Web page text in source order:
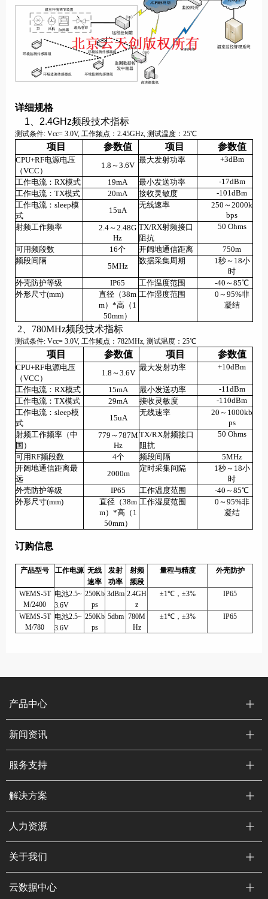
详细规格
1、2.4GHz频段技术指标
测试条件: Vcc= 3.0V, 工作频点：2.45GHz, 测试温度：25℃
项目 参数值 项目 参数值
CPU+RF电源电压
（VCC ）
1.8 ～3.6V
最大发射功率 +3dBm
工作电流： RX模式 19mA 最小发送功率
-17dBm
工作电流： TX模式 20mA 接收灵敏度
-101dBm
工作电流： sleep模
式
15uA
无线速率 250 ～2000k
bps
射频工作频率
2.4～2.48G
Hz
TX/RX射频接口
阻抗
50 Ohms
可用频段数 16个 开阔地通信距离
750m
频段间隔
5MHz
数据采集周期 1 秒～ 18小
时
外壳防护等级
IP65 工作温度范围 -40 ～85℃
外形尺寸(mm) 直径（38m
m） *高（ 1
50mm）
工作湿度范围 0 ～95%非
凝结
2、780MHz频段技术指标
测试条件: Vcc= 3.0V, 工作频点：782MHz, 测试温度：25℃
项目 参数值 项目 参数值
CPU+RF电源电压
（VCC ）
1.8 ～3.6V
最大发射功率 +10dBm
工作电流： RX模式 15mA 最小发送功率
-11dBm
工作电流： TX模式 29mA 接收灵敏度
-110dBm
工作电流： sleep模
式
15uA
无线速率 20 ～ 1000kb
ps
射频工作频率（中
国）
779 ～787M
Hz
TX/RX射频接口
阻抗
50 Ohms
可用RF频段数 4个 频段间隔
5MHz
开阔地通信距离最
远
2000m
定时采集间隔 1 秒～ 18小
时
外壳防护等级
IP65 工作温度范围 -40 ～85℃
外形尺寸(mm) 直径（38m
m） *高（ 1
50mm）
工作湿度范围 0 ～95%非
凝结
订购信息
产品型号 工作电源 无线
速率
发射
功率
射频
频段
量程与精度 外壳防护
WEMS-5T
M/2400
电池2.5~
3.6V
250Kb
ps
3dBm 2.4GH
z
±1℃，±3% IP65
WEMS-5T
M/780
电池2.5~
3.6V
250Kb
ps
5dbm 780M
Hz
±1℃，±3% IP65
产品中心
新闻资讯
服务支持
解决方案
人力资源
关于我们
云数据中心